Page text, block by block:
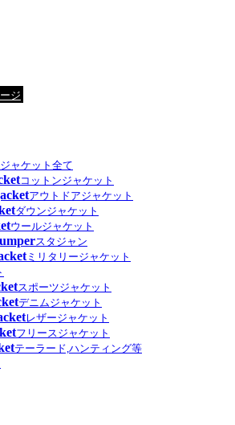
ジ
ジャケット全て
コットンジャケット
アウトドアジャケット
ダウンジャケット
ウールジャケット
スタジャン
ミリタリージャケット
スポーツジャケット
デニムジャケット
レザージャケット
フリースジャケット
テーラード,ハンティング等